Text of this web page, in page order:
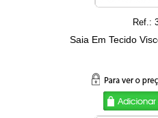
Ref.:
Saia Em Tecido